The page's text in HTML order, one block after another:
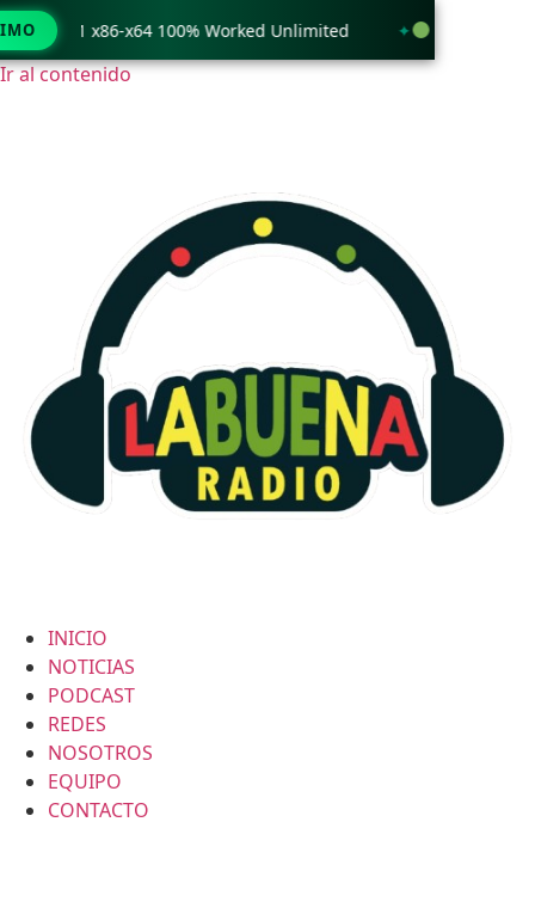
Ir al contenido
INICIO
NOTICIAS
PODCAST
REDES
NOSOTROS
EQUIPO
CONTACTO
x86-x64 100% Worked Unlimited WinRAR 7.11